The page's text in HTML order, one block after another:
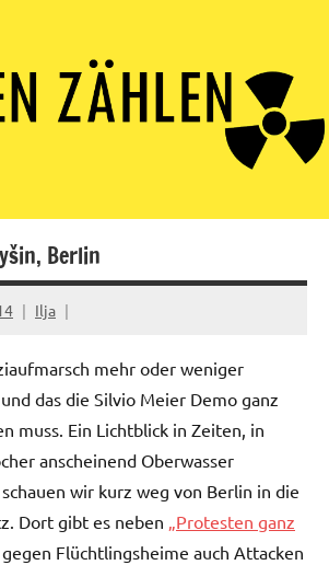
Berlin
Ilja
mehr oder weniger
das die Silvio Meier Demo ganz
muss. Ein Lichtblick in Zeiten, in
anscheinend Oberwasser
wir kurz weg von Berlin in die
Dort gibt es neben „Protesten ganz
gegen Flüchtlingsheime auch Attacken